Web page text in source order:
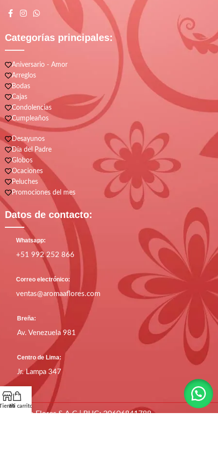
Categorías principales:
Aniversario - Amor
Arreglos
Bodas
Cajas
Condolencias
Cumpleaños
Desayunos
Día del Padre
Globos
Ocaciones
Peluches
Promociones del mes
Datos de contacto:
Whatsapp:
+51 992 252 866
Correo electrónico:
ventas@aromaaflores.com
Breña:
Av. Venezuela 981
Centro de Lima:
Jr. Lampa 347
Aroma a Flores S.A.C | RUC: 20606841788
Mi carrito